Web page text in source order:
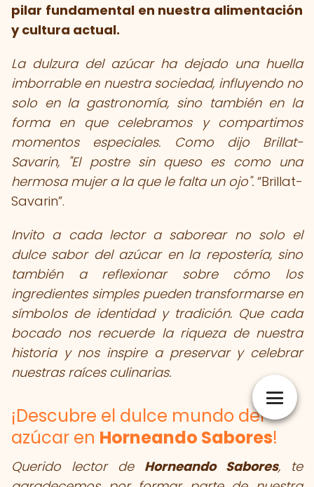
pilar fundamental en nuestra alimentación
y cultura actual.
La dulzura del azúcar ha dejado una huella
imborrable en nuestra sociedad, influyendo no
solo en la gastronomía, sino también en la
forma en que celebramos y compartimos
momentos especiales. Como dijo Brillat-
Savarin, "El postre sin queso es como una
hermosa mujer a la que le falta un ojo". Brillat-
Savarin .
Invito a cada lector a saborear no solo el
dulce sabor del azúcar en la repostería, sino
también a reflexionar sobre cómo los
ingredientes simples pueden transformarse en
símbolos de identidad y tradición. Que cada
bocado nos recuerde la riqueza de nuestra
historia y nos inspire a preservar y celebrar
nuestras raíces culinarias.
¡Descubre el dulce mundo del
azúcar en Horneando Sabores!
Querido lector de Horneando Sabores, te